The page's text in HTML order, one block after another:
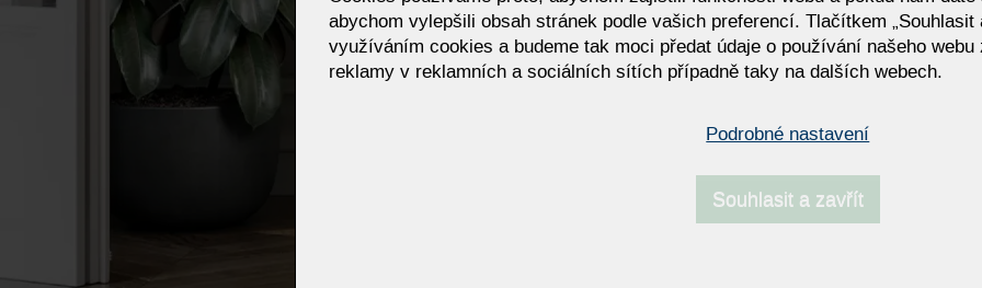
abychom vylepšili obsah stránek podle vašich preferencí. Tlačítkem
využíváním cookies a budeme tak moci předat údaje o používání našeho
reklamy v reklamních a sociálních sítích případně taky na dalších webech.
Podrobné nastavení
Souhlasit a zavřít